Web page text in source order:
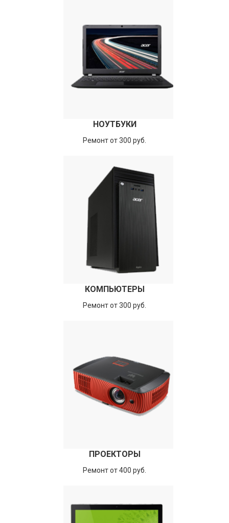
НОУТБУКИ
Ремонт от 300 руб.
КОМПЬЮТЕРЫ
Ремонт от 300 руб.
ПРОЕКТОРЫ
Ремонт от 400 руб.